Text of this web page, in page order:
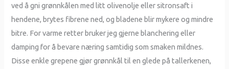
ved å gni grønnkålen med litt olivenolje eller sitronsaft i
hendene, brytes fibrene ned, og bladene blir mykere og mindre
bitre. For varme retter bruker jeg gjerne blanchering eller
damping for å bevare næring samtidig som smaken mildnes.
Disse enkle grepene gjør grønnkål til en glede på tallerkenen,